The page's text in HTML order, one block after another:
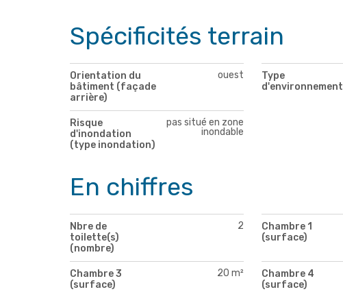
Spécificités terrain
Orientation du
bâtiment (façade
arrière)
ouest
Type
d'environnement
Risque
d'inondation
(type inondation)
pas situé en zone
inondable
En chiffres
Nbre de
toilette(s)
(nombre)
2
Chambre 1
(surface)
Chambre 3
(surface)
20 m²
Chambre 4
(surface)